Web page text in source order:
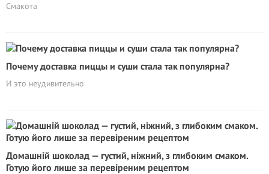
Смакота
Почему доставка пиццы и суши стала так популярна?
И это неудивительно
Домашній шоколад — густий, ніжний, з глибоким смаком.
Готую його лише за перевіреним рецептом